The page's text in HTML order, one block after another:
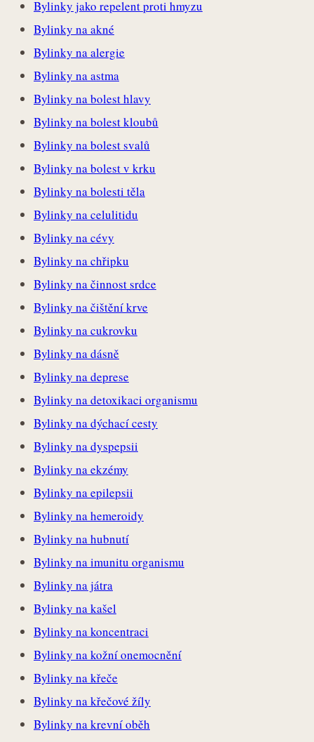
Bylinky jako repelent proti hmyzu
Bylinky na akné
Bylinky na alergie
Bylinky na astma
Bylinky na bolest hlavy
Bylinky na bolest kloubů
Bylinky na bolest svalů
Bylinky na bolest v krku
Bylinky na bolesti těla
Bylinky na celulitidu
Bylinky na cévy
Bylinky na chřipku
Bylinky na činnost srdce
Bylinky na čištění krve
Bylinky na cukrovku
Bylinky na dásně
Bylinky na deprese
Bylinky na detoxikaci organismu
Bylinky na dýchací cesty
Bylinky na dyspepsii
Bylinky na ekzémy
Bylinky na epilepsii
Bylinky na hemeroidy
Bylinky na hubnutí
Bylinky na imunitu organismu
Bylinky na játra
Bylinky na kašel
Bylinky na koncentraci
Bylinky na kožní onemocnění
Bylinky na křeče
Bylinky na křečové žíly
Bylinky na krevní oběh